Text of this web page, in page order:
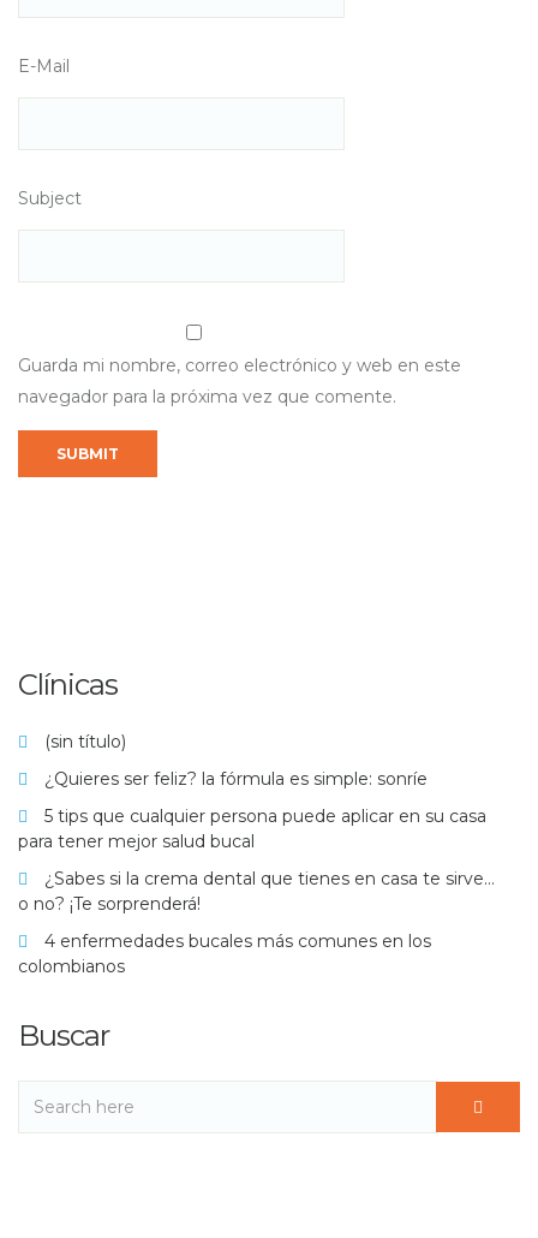
E-Mail
Subject
Guarda mi nombre, correo electrónico y web en este
navegador para la próxima vez que comente.
Clínicas
(sin título)
¿Quieres ser feliz? la fórmula es simple: sonríe
5 tips que cualquier persona puede aplicar en su casa
para tener mejor salud bucal
¿Sabes si la crema dental que tienes en casa te sirve…
o no? ¡Te sorprenderá!
4 enfermedades bucales más comunes en los
colombianos
Buscar